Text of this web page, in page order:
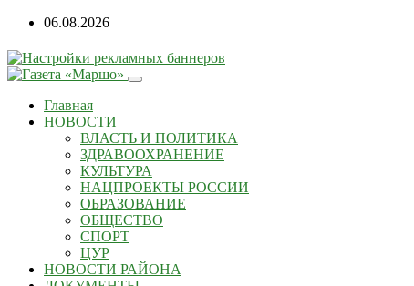
06.08.2026
Главная
НОВОСТИ
ВЛАСТЬ И ПОЛИТИКА
ЗДРАВООХРАНЕНИЕ
КУЛЬТУРА
НАЦПРОЕКТЫ РОССИИ
ОБРАЗОВАНИЕ
ОБЩЕСТВО
СПОРТ
ЦУР
НОВОСТИ РАЙОНА